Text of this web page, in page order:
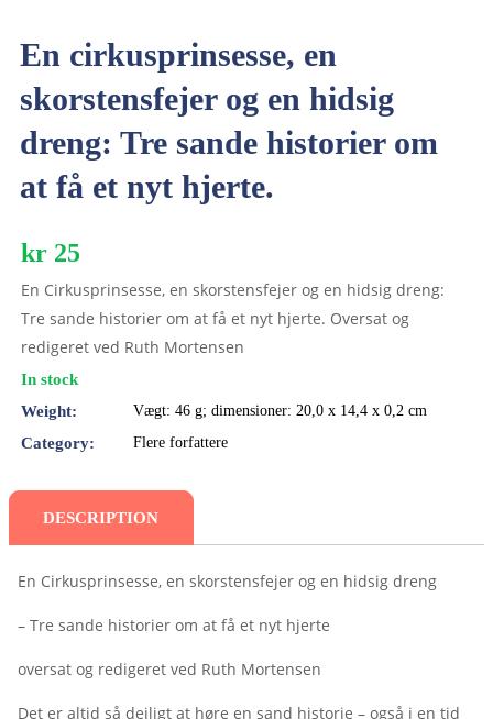
En cirkusprinsesse, en
skorstensfejer og en hidsig
dreng: Tre sande historier om
at få et nyt hjerte.
kr 25
En Cirkusprinsesse, en skorstensfejer og en hidsig dreng:
Tre sande historier om at få et nyt hjerte. Oversat og
redigeret ved Ruth Mortensen
In stock
Weight:
Vægt: 46 g; dimensioner: 20,0 x 14,4 x 0,2 cm
Category: Flere forfattere
DESCRIPTION
En Cirkusprinsesse, en skorstensfejer og en hidsig dreng
– Tre sande historier om at få et nyt hjerte
oversat og redigeret ved Ruth Mortensen
Det er altid så dejligt at høre en sand historie – også i en tid